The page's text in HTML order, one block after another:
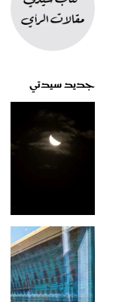
جديد سيدتي